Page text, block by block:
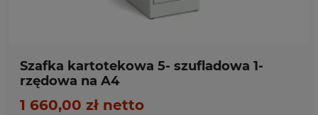
Szafka kartotekowa 5- szufladowa 1-
rzędowa na A4
1 660,00 zł netto